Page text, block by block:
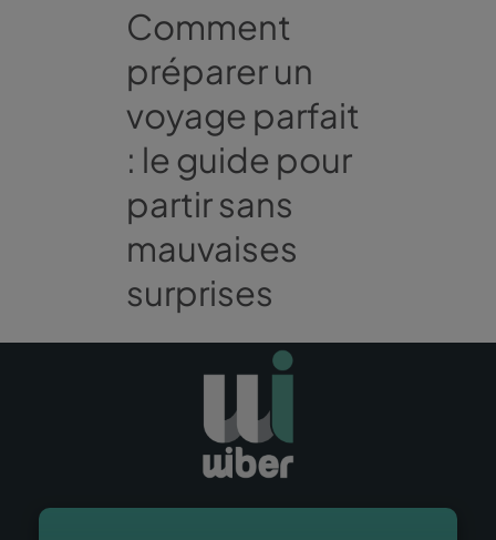
Comment
préparer un
voyage parfait
: le guide pour
partir sans
mauvaises
surprises